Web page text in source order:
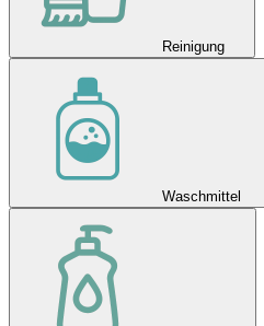
Reinigung
Waschmittel